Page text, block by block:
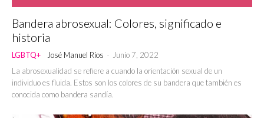
Bandera abrosexual: Colores, significado e
historia
LGBTQ+ José Manuel Ríos - Junio 7, 2022
La abrosexualidad se refiere a cuando la orientación sexual de un
individuo es fluida. Estos son los colores de su bandera que también es
conocida como bandera sandía.